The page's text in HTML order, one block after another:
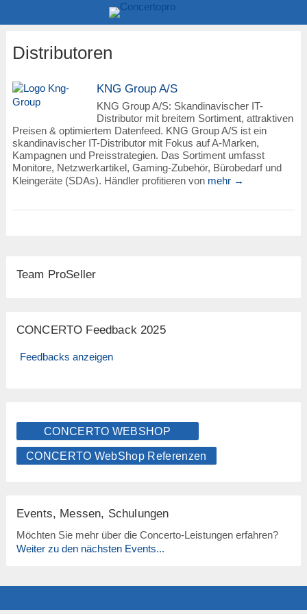
Distributoren
KNG Group A/S
KNG Group A/S: Skandinavischer IT-
Distributor mit breitem Sortiment, attraktiven
Preisen & optimiertem Datenfeed. KNG Group A/S ist ein
skandinavischer IT-Distributor mit Fokus auf A-Marken,
Kampagnen und Preisstrategien. Das Sortiment umfasst
Monitore, Netzwerkartikel, Gaming-Zubehör, Bürobedarf und
Kleingeräte (SDAs). Händler profitieren von mehr →
Team ProSeller
CONCERTO Feedback 2025
Feedbacks anzeigen
CONCERTO WEBSHOP
CONCERTO WebShop Referenzen
Events, Messen, Schulungen
Möchten Sie mehr über die Concerto-Leistungen erfahren?
Weiter zu den nächsten Events...